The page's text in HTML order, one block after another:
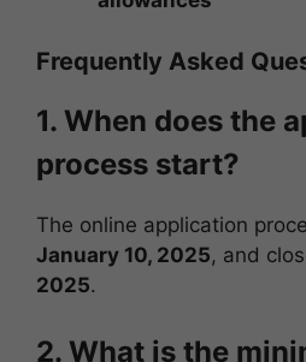
Frequently Asked
1. When does the
process start?
The online application
January 10, 2025, and
2025.
2. What is the